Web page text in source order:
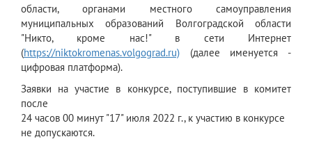
области, органами местного самоуправления
муниципальных образований Волгоградской области
"Никто, кроме нас!" в сети Интернет
(https://niktokromenas.volgograd.ru) (далее именуется -
цифровая платформа).
Заявки на участие в конкурсе, поступившие в комитет
после
24 часов 00 минут "17" июля 2022 г., к участию в конкурсе
не допускаются.